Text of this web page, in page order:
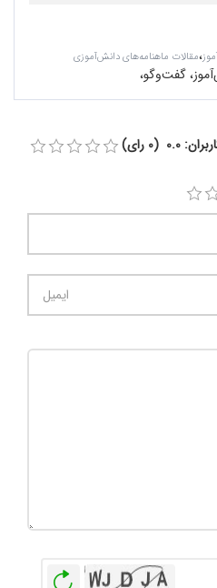
،مقالات ماهنامه‌های دانش‌آموزی
گفت‌وگو،
(0 رای)